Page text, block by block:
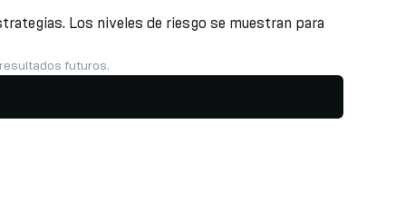
Los niveles de riesgo se muestran para
futuros.